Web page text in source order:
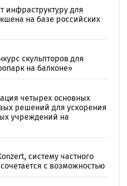
инфраструктуру для
на базе российских
скульпторов для
на балконе»
четырех основных
решений для ускорения
учреждений на
систему частного
с возможностью